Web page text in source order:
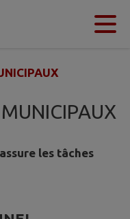
les tâches